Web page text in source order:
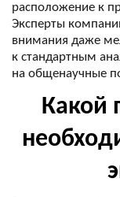
расположение к
Эксперты
внимания даже
к стандартным
Какой